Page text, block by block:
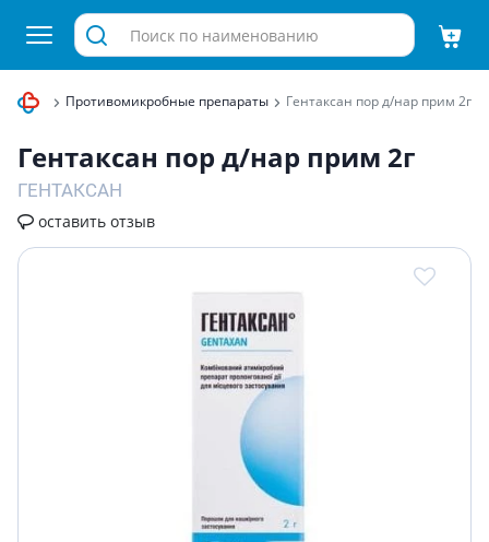
Противомикробные препараты Гентаксан пор д/нар прим 2г
Гентаксан пор д/нар прим 2г
ГЕНТАКСАН
оставить отзыв